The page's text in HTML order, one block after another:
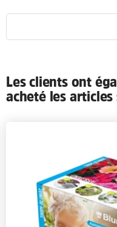
Les clients ont
acheté les articles